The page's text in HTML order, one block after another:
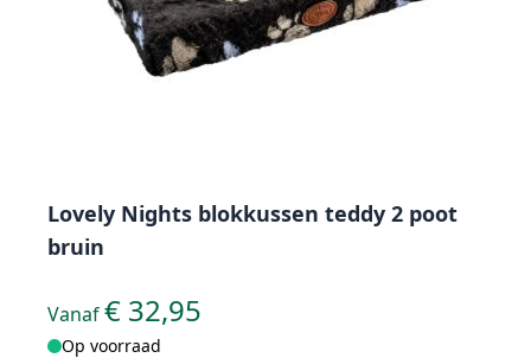
Lovely Nights blokkussen teddy 2 poot
bruin
Vanaf€ 32,95
Op voorraad